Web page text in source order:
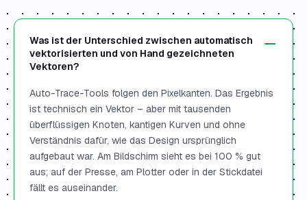
Was ist der Unterschied zwischen automatisch
vektorisierten und von Hand gezeichneten
Vektoren?
Auto-Trace-Tools folgen den Pixelkanten. Das Ergebnis
ist technisch ein Vektor – aber mit tausenden
überflüssigen Knoten, kantigen Kurven und ohne
Verständnis dafür, wie das Design ursprünglich
aufgebaut war. Am Bildschirm sieht es bei 100 % gut
aus; auf der Presse, am Plotter oder in der Stickdatei
fällt es auseinander.